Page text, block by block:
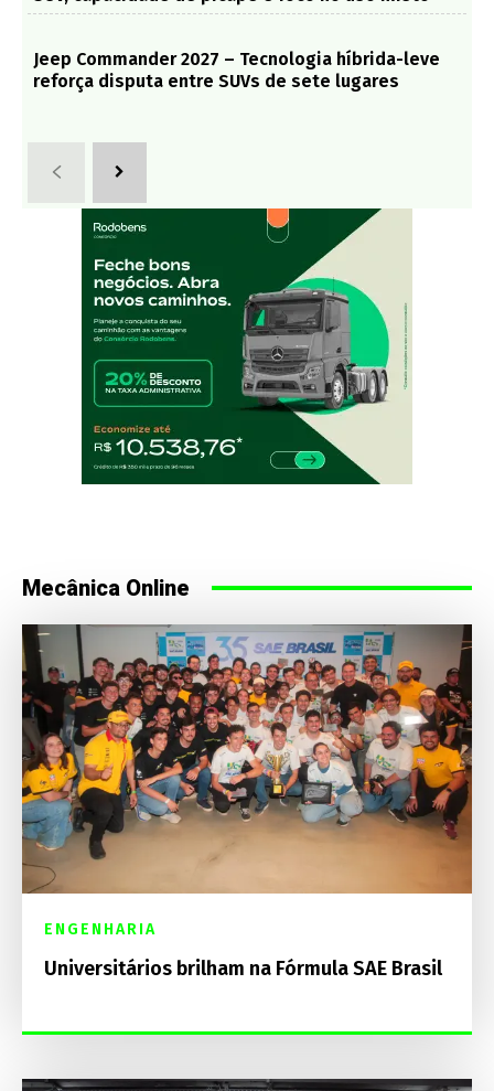
Jeep Commander 2027 – Tecnologia híbrida-leve
reforça disputa entre SUVs de sete lugares
Mecânica Online
ENGENHARIA
Universitários brilham na Fórmula SAE Brasil